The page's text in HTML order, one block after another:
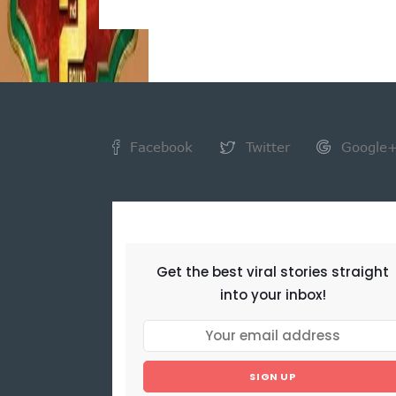
Facebook Twitter Google+
Get the best viral stories straight
into your inbox!
SIGN UP